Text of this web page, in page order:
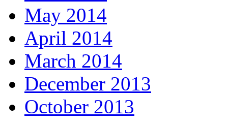
May 2014
April 2014
March 2014
December 2013
October 2013